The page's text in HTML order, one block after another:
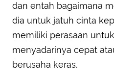
dan entah bagaimana
dia untuk jatuh cinta
memiliki perasaan
menyadarinya cepat
berusaha keras.